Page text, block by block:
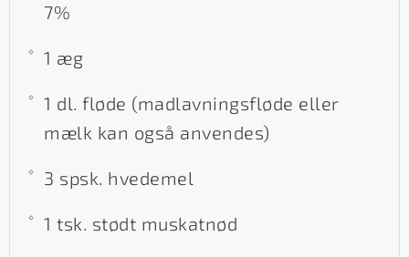
7%
1 æg
1 dl. fløde (madlavningsfløde eller
mælk kan også anvendes)
3 spsk. hvedemel
1 tsk. stødt muskatnød